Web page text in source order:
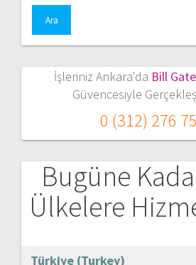
İşleriniz Ankara'da Bill
Güvencesiyle
0 (312) 276
Bugüne
Ülkelere
Türkiye (Turkey)